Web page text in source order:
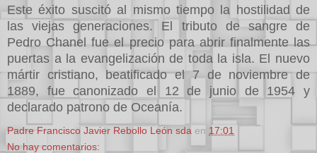
Este éxito suscitó al mismo tiempo la hostilidad de
las viejas generaciones. El tributo de sangre de
Pedro Chanel fue el precio para abrir finalmente las
puertas a la evangelización de toda la isla. El nuevo
mártir cristiano, beatificado el 7 de noviembre de
1889, fue canonizado el 12 de junio de 1954 y
declarado patrono de Oceanía.
Padre Francisco Javier Rebollo León sda en 17:01
No hay comentarios: